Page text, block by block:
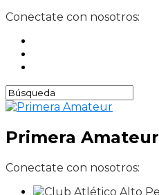
Conectate con nosotros:
Primera Amateur
Conectate con nosotros: